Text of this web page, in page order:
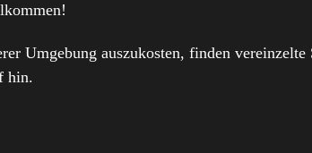
Umgebung auszukosten, finden
hin.